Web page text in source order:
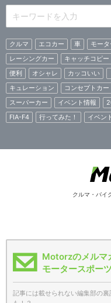
クルマ エコカー 車 モー
レーシングカー
キャッチコピー
便利
オシャレ カッコいい
キュレーション
コンセプトカー
スーパーカー
イベント情報
FIA-F4
行ってみた！ イベント
クルマ・バイ
Motorzのメルマ
モータースポー
記事には載せられない編集部の